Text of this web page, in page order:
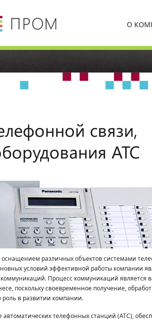
О
связи,
АТС
различных объектов системами
условий эффективной работы компании
Процесс коммуникаций является
поскольку своевременное получение,
в развитии компании.
телефонных станций (АТС),